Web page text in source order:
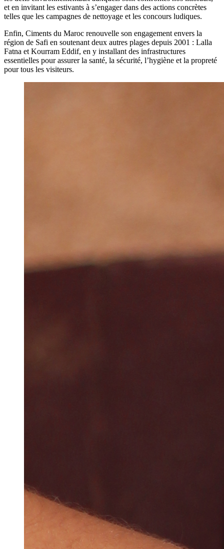
et en invitant les estivants à s’engager dans des actions concrètes
telles que les campagnes de nettoyage et les concours ludiques.
Enfin, Ciments du Maroc renouvelle son engagement envers la
région de Safi en soutenant deux autres plages depuis 2001 : Lalla
Fatna et Kourram Eddif, en y installant des infrastructures
essentielles pour assurer la santé, la sécurité, l’hygiène et la propreté
pour tous les visiteurs.